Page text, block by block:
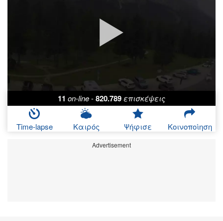
11 on-line-820.789επισκέψεις
Time-lapse Καιρός Ψήφισε Κοινοποίηση
Advertisement